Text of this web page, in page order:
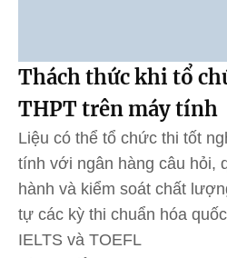
Thách thức khi tổ
THPT trên máy tính
Liệu có thể tổ chức thi tốt
tính với ngân hàng câu hỏi,
hành và kiểm soát chất
tự các kỳ thi chuẩn hóa
IELTS và TOEFL